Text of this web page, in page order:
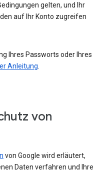
gelten, und Ihr
auf Ihr Konto zugreifen
Ihres Passworts oder Ihres
Anleitung.
von
von Google wird erläutert,
Daten verfahren und Ihre